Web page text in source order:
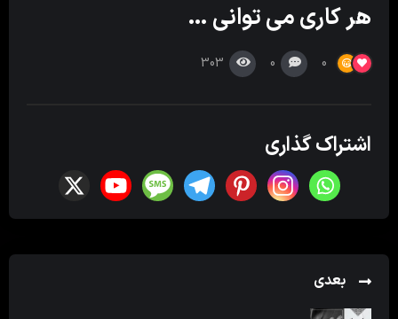
هر کاری می توانی …
0
0
303
اشتراک گذاری
بعدی